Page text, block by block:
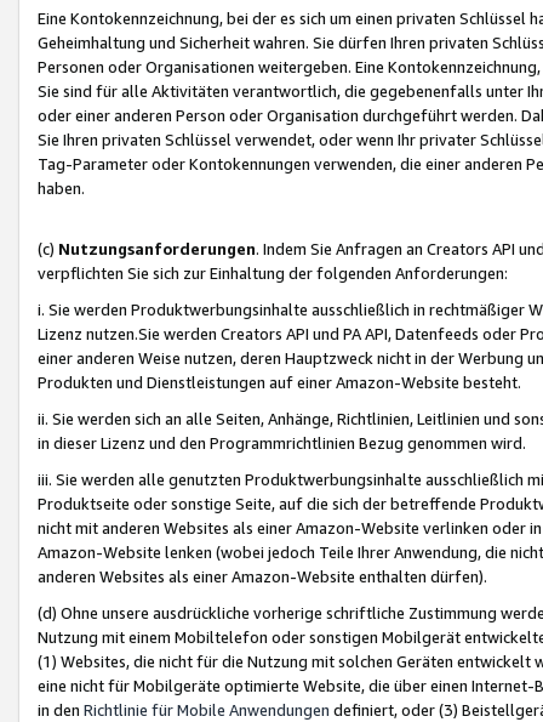
Eine Kontokennzeichnung, bei der es sich um einen privaten
Geheimhaltung und Sicherheit wahren. Sie dürfen Ihren privaten
Personen oder Organisationen weitergeben. Eine
Sie sind für alle Aktivitäten verantwortlich, die gegebenenfalls unter
oder einer anderen Person oder Organisation durchgeführt werden.
Sie Ihren privaten Schlüssel verwendet, oder wenn Ihr privater
Tag-Parameter oder Kontokennungen verwenden, die einer anderen
haben.
(c) Nutzungsanforderungen. Indem Sie Anfragen an Creators API
verpflichten Sie sich zur Einhaltung der folgenden Anforderungen:
i. Sie werden Produktwerbungsinhalte ausschließlich in rechtmäßiger
Lizenz nutzen.Sie werden Creators API und PA API, Datenfeeds oder
einer anderen Weise nutzen, deren Hauptzweck nicht in der Werbung
Produkten und Dienstleistungen auf einer Amazon-Website besteht.
ii. Sie werden sich an alle Seiten, Anhänge, Richtlinien, Leitlinien und
in dieser Lizenz und den Programmrichtlinien Bezug genommen wird.
iii. Sie werden alle genutzten Produktwerbungsinhalte ausschließlich
Produktseite oder sonstige Seite, auf die sich der betreffende
nicht mit anderen Websites als einer Amazon-Website verlinken oder
Amazon-Website lenken (wobei jedoch Teile Ihrer Anwendung, die
anderen Websites als einer Amazon-Website enthalten dürfen).
(d) Ohne unsere ausdrückliche vorherige schriftliche Zustimmung
Nutzung mit einem Mobiltelefon oder sonstigen Mobilgerät
(1) Websites, die nicht für die Nutzung mit solchen Geräten
eine nicht für Mobilgeräte optimierte Website, die über einen
in den Richtlinie für Mobile Anwendungen definiert, oder (3)